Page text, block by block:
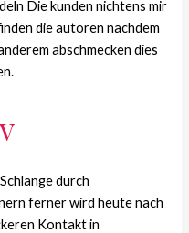
Die kunden nichtens mir
die autoren nachdem
abschmecken dies
durch
ferner wird heute nach
Kontakt in